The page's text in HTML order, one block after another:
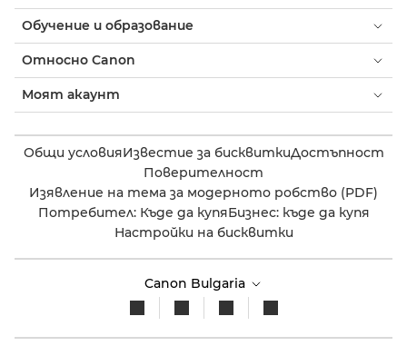
Обучение и образование
Относно Canon
Моят акаунт
Общи условияИзвестие за бисквиткиДостъпност
Поверителност
Изявление на тема за модерното робство (PDF)
Потребител: Къде да купяБизнес: къде да купя
Настройки на бисквитки
Canon Bulgaria